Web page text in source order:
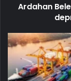
Ardahan